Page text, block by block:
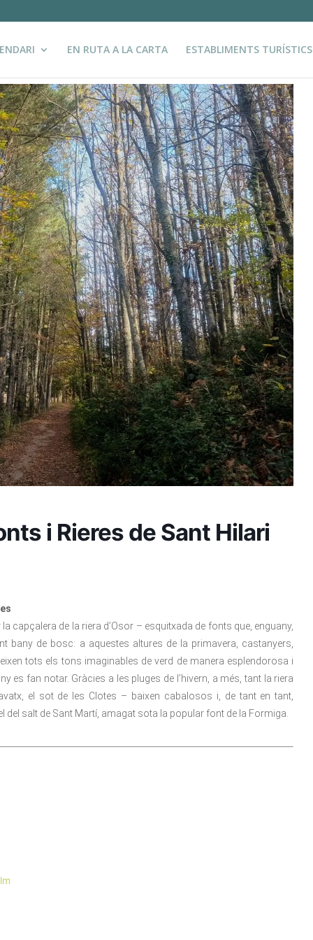
EN RUTA A LA CARTA ESTABLIMENTS TURÍSTICS
i Rieres de Sant Hilari
capçalera de la riera d’Osor – esquitxada de fonts que, enguany,
bany de bosc: a aquestes altures de la primavera, castanyers,
tots els tons imaginables de verd de manera esplendorosa i
es fan notar. Gràcies a les pluges de l’hivern, a més, tant la riera
el sot de les Clotes – baixen cabalosos i, de tant en tant,
salt de Sant Martí, amagat sota la popular font de la Formiga.